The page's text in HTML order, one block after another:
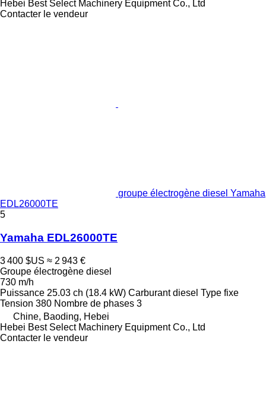
Hebei Best Select Machinery Equipment Co., Ltd
Contacter le vendeur
groupe électrogène diesel Yamaha
EDL26000TE
5
Yamaha EDL26000TE
3 400 $US ≈ 2 943 €
Groupe électrogène diesel
730 m/h
Puissance 25.03 ch (18.4 kW) Carburant diesel Type fixe
Tension 380 Nombre de phases 3
Chine, Baoding, Hebei
Hebei Best Select Machinery Equipment Co., Ltd
Contacter le vendeur